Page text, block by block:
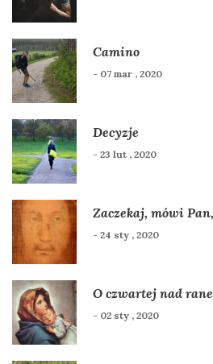
Camino
- 07 mar , 2020
Decyzje
- 23 lut , 2020
Zaczekaj, mówi
- 24 sty , 2020
O czwartej nad
- 02 sty , 2020